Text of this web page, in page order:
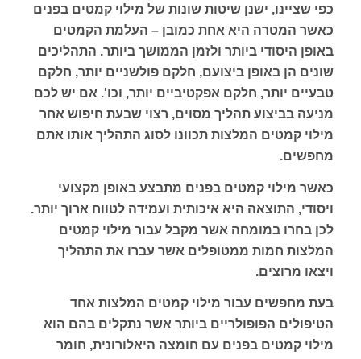
כפי שציינו, ישנן שיטות שונות של מילוי קמטים בפנים
כאשר המטרה היא אחת כמובן – העלמת הקמטים
באופן היסודי ביותר ולזמן הממושך ביותר. התהליכים
שונים הן באופן ביצועם, חלקם פולשניים יותר, חלקם
טבעיים יותר, חלקם אפקטיביים יותר, וכו'. אם יש לכם
מניעה בביצוע תהליך מסוים, רצוי שבעת חיפוש אחר
מילוי קמטים המלצות תכוונו לסוג התהליך אותו אתם
מחפשים.
כאשר מילוי קמטים בפנים מתבצע באופן מקצועי
ויסודי, התוצאה היא איכותית ועמידה לטווח ארוך יותר.
לכן בחרו במומחה אשר מקבל עבור מילוי קמטים
המלצות חמות ממטופלים אשר עברו את התהליך
ויצאו מרוצים.
בעת מחפשים עבור מילוי קמטים המלצות אחד
הטיפולים הפופולריים ביותר אשר נתקלים בהם הוא
מילוי קמטים בפנים עם חומצה היאלורונית, חומר